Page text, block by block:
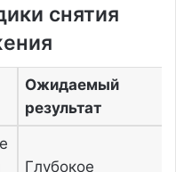
снятия
Ожидаемый
результат
Глубокое